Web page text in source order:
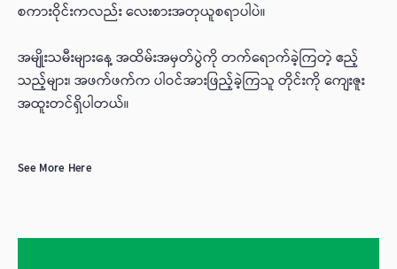
စကားဝိုင်းကလည်း လေးစားအတုယူစရာပါပဲ။
အမျိုးသမီးများနေ့ အထိမ်းအမှတ်ပွဲကို တက်ရောက်ခဲ့ကြတဲ့ ဧည့်
သည့်များ၊ အဖက်ဖက်က ပါဝင်အားဖြည့်ခဲ့ကြသူ တိုင်းကို ကျေးဇူး
အထူးတင်ရှိပါတယ်။
See More Here